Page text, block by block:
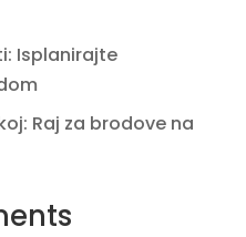
Isplanirajte
Raj za brodove na